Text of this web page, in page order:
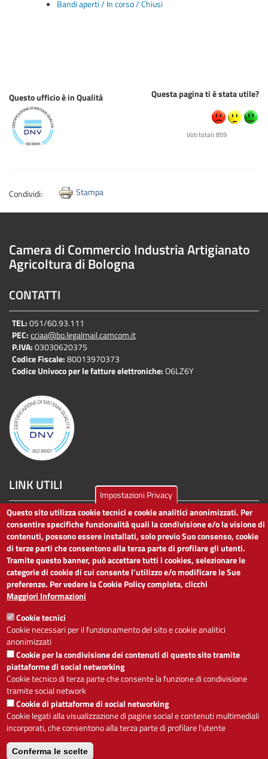
Bandi aperti / In corso / Chiusi
Questa pagina ti è stata utile?
Voti totali: 859
Questo ufficio è in Qualità
Condividi: Stampa
Camera di Commercio Industria Artigianato
Agricoltura di Bologna
CONTATTI
TEL:051/60.93.111
PEC:cciaa@bo.legalmail.camcom.it
P.IVA:03030620375
Codice Fiscale:80013970373
Codice Univoco per le fatture elettroniche:O6LZ6Y
LINK UTILI
Dichiarazione di accessibilità
Obiettivi di accessibilità
Segnalaci problemi di accessibilità
Note legali
Privacy
Accesso riservato
ACCESSIBILITÀ
- A +
Alto contrasto Solo testo
Servizio realizzato da
Impostazioni Privacy
Questo sito utilizza cookie tecnici e cookie analitici anonimizzati. Per
consentire specifiche funzionalità quali la condivisione e/o la visione di
contenuti, possono essere installati, solo previo Suo consenso, cookie
di terze parti che consentono alla terza parte di profilare gli utenti.
Tramite questo banner, può accettare tutti i cookies, selezionare le
categorie di cookie di cui consente l’utilizzo e/o modificare le Sue
preferenze. Per vedere la Cookie Policy completa, clicchi
Maggiori Informazioni
Cookie tecnici
Cookie necessari per il funzionamento del sito e cookie analitici
anonimizzati
Cookie per la condivisione dei contenuti di questo sito tramite
piattaforme di social networking
Cookie tecnico di terza parte che consente la funzione di condivisione
tramite social network
Cookie di piattaforme di social networking
Cookie legati alla visualizzazione di pagine social e contenuti multimediali
incorporati, che consentono alla terza parte di profilare l'utente
Conferma le scelte